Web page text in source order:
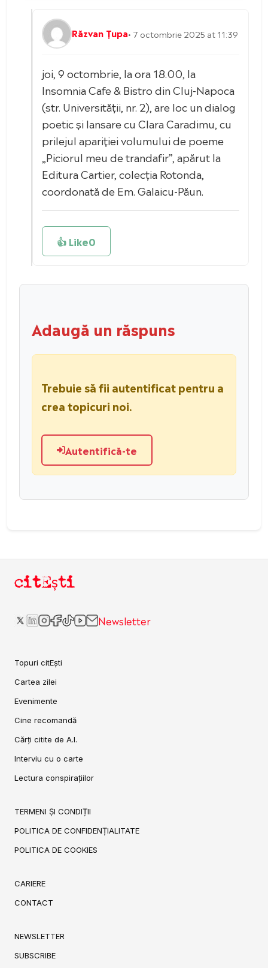
Răzvan Țupa• 7 octombrie 2025 at 11:39
joi, 9 octombrie, la ora 18.00, la
Insomnia Cafe & Bistro din Cluj-Napoca
(str. Universității, nr. 2), are loc un dialog
poetic și lansare cu Clara Caradimu, cu
prilejul apariției volumului de poeme
„Piciorul meu de trandafir”, apărut la
Editura Cartier, colecția Rotonda,
coordonată de Em. Galaicu-Păun.
👍 Like0
Adaugă un răspuns
Trebuie să fii autentificat pentru a
crea topicuri noi.
Autentifică-te
citEști
Newsletter
Topuri citEști
Cartea zilei
Evenimente
Cine recomandă
Cărți citite de A.I.
Interviu cu o carte
Lectura conspirațiilor
TERMENI ȘI CONDIȚII
POLITICA DE CONFIDENȚIALITATE
POLITICA DE COOKIES
CARIERE
CONTACT
NEWSLETTER
SUBSCRIBE